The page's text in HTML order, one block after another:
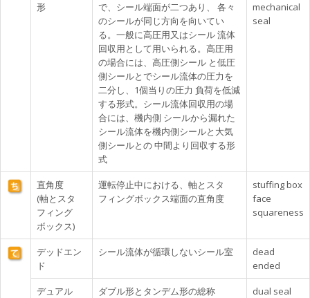
形
で、シール端面が二つあり、 各々
のシールが同じ方向を向いてい
る。一般に高圧用又はシール 流体
回収用として用いられる。高圧用
の場合には、高圧側シール と低圧
側シールとでシール流体の圧力を
二分し、1個当りの圧力 負荷を低減
する形式。シール流体回収用の場
合には、機内側 シールから漏れた
シール流体を機内側シールと大気
側シールとの 中間より回収する形
式
mechanical
seal
直角度
(軸とスタ
フィング
ボックス)
運転停止中における、軸とスタ
フィングボックス端面の直角度
stuffing box
face
squareness
デッドエン
ド
シール流体が循環しないシール室
dead
ended
デュアル
ダブル形とタンデム形の総称 dual seal